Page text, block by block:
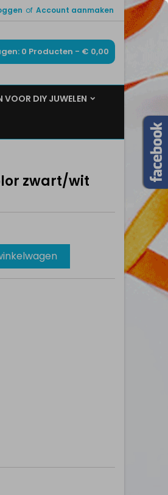
of Account aanmaken
0 Producten - € 0,00
VOOR DIY JUWELEN
zwart/wit